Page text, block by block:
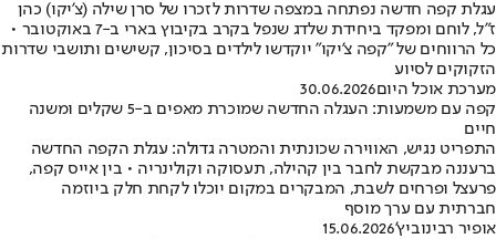
עגלת קפה חדשה נפתחה במצפה שדרות לזכרו של סרן שילה (צ'יקו) כהן
ז"ל, לוחם ומפקד ביחידת שלדג שנפל בקרב בקיבוץ בארי ב-7 באוקטובר •
כל הרווחים של "קפה צ'יקו" יוקדשו לילדים בסיכון, קשישים ותושבי שדרות
הזקוקים לסיוע
מערכת אוכל היום30.06.2026
קפה עם משמעות: העגלה החדשה שמוכרת מאפים ב-5 שקלים ומשנה
חיים
התפריט נגיש, האווירה שכונתית והמטרה גדולה: עגלת הקפה החדשה
ברעננה מבקשת לחבר בין קהילה, תעסוקה וקולינריה • בין אייס קפה,
פרעצל ופרחים לשבת, המבקרים במקום יוכלו לקחת חלק ביוזמה
חברתית עם ערך מוסף
אופיר רבינוביץ'15.06.2026